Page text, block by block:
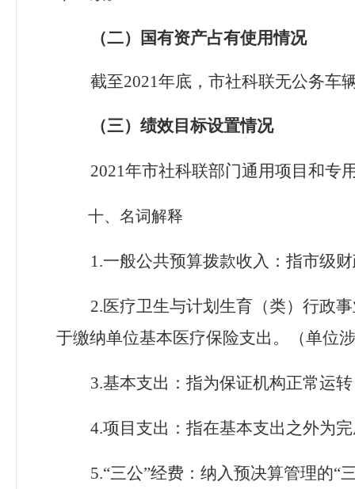
（二）国有资产占有使用情况
截至2021年底，市社科联无公务车
（三）绩效目标设置情况
2021年市社科联部门通用项目和专
十、名词解释
1.一般公共预算拨款收入：指市级
2.医疗卫生与计划生育（类）行政
于缴纳单位基本医疗保险支出。（单位
3.基本支出：指为保证机构正常运
4.项目支出：指在基本支出之外为
5.“三公”经费：纳入预决算管理的“